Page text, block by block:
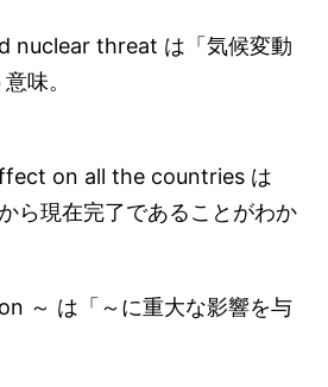
nuclear threat は「気候変動
味。
on all the countries は
ら現在完了であることがわか
～ は「～に重大な影響を与